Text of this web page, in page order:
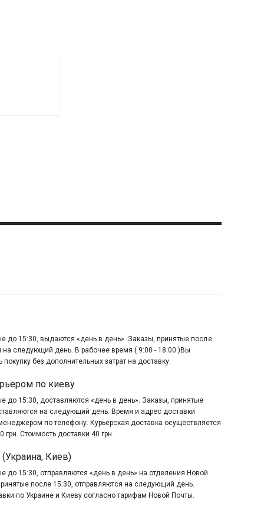
до 15:30, выдаются «день в день». Заказы, принятые после
следующий день. В рабочее время ( 9:00 - 18:00 )Вы
покупку без дополнительных затрат на доставку.
по киеву
до 15:30, доставляются «день в день». Заказы, принятые
на следующий день. Время и адрес доставки
по телефону. Курьерская доставка осуществляется
грн. Стоимость доставки 40 грн.
Киев)
до 15:30, отправляются «день в день» на отделения Новой
после 15:30, отправляются на следующий день.
по Украине и Киеву согласно тарифам Новой Почты.